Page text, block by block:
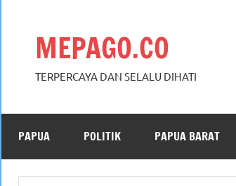
MEPAGO.CO
TERPERCAYA DAN SELALU DIHATI
PAPUA POLITIK PAPUA BARAT